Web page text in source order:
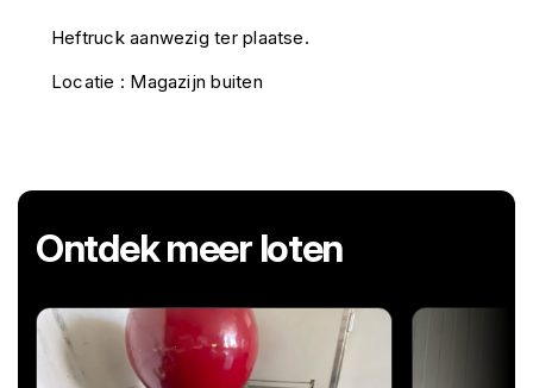
Heftruck aanwezig ter plaatse.
Locatie : Magazijn buiten
Ontdek meer loten